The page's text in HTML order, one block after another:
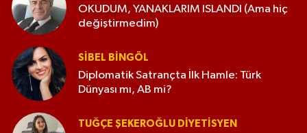
OKUDUM, YANAKLARIM ISLANDI (Ama hiç
değiştirmedim)
SIBEL BINGÖL
Diplomatik Satrançta İlk Hamle: Türk
Dünyası mı, AB mi?
TUĞÇE ŞEKEROĞLU DIYETISYEN